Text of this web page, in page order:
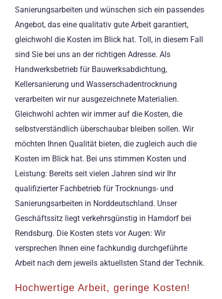
Sanierungsarbeiten und wünschen sich ein passendes
Angebot, das eine qualitativ gute Arbeit garantiert,
gleichwohl die Kosten im Blick hat. Toll, in diesem Fall
sind Sie bei uns an der richtigen Adresse. Als
Handwerksbetrieb für Bauwerksabdichtung,
Kellersanierung und Wasserschadentrocknung
verarbeiten wir nur ausgezeichnete Materialien.
Gleichwohl achten wir immer auf die Kosten, die
selbstverständlich überschaubar bleiben sollen. Wir
möchten Ihnen Qualität bieten, die zugleich auch die
Kosten im Blick hat. Bei uns stimmen Kosten und
Leistung: Bereits seit vielen Jahren sind wir Ihr
qualifizierter Fachbetrieb für Trocknungs- und
Sanierungsarbeiten in Norddeutschland. Unser
Geschäftssitz liegt verkehrsgünstig in Hamdorf bei
Rendsburg. Die Kosten stets vor Augen: Wir
versprechen Ihnen eine fachkundig durchgeführte
Arbeit nach dem jeweils aktuellsten Stand der Technik.
Hochwertige Arbeit, geringe Kosten!